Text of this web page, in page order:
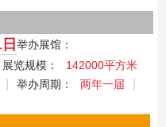
举办展馆：
展览规模：
142000平方米
举办周期：
两年一届